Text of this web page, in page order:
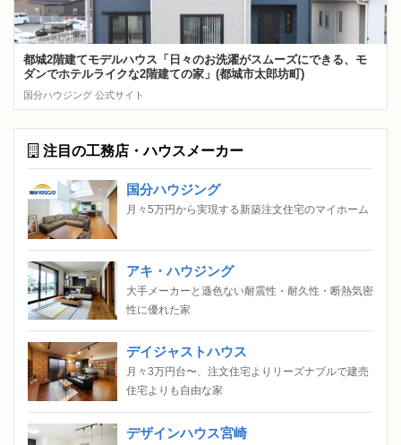
都城2階建てモデルハウス「日々のお洗濯がスムーズにできる、モ
ダンでホテルライクな2階建ての家」(都城市太郎坊町)
国分ハウジング 公式サイト
注目の工務店・ハウスメーカー
国分ハウジング
月々5万円から実現する新築注文住宅のマイホーム
アキ・ハウジング
大手メーカーと遜色ない耐震性・耐久性・断熱気密
性に優れた家
デイジャストハウス
月々3万円台〜、注文住宅よりリーズナブルで建売
住宅よりも自由な家
デザインハウス宮崎